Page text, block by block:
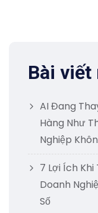
Bài viết
AI Đang
Hàng Như
Nghiệp
7 Lợi Ích
Doanh
Số